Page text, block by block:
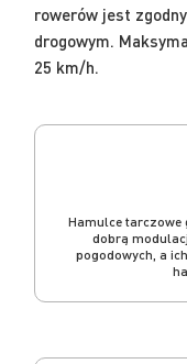
rowerów jest
drogowym.
25 km/h.
Hamulce tarczowe
dobrą
pogodowych, a